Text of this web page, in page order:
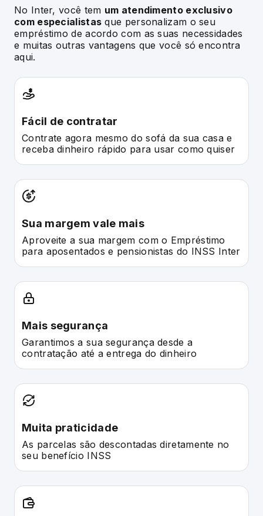
No Inter, você tem um atendimento exclusivo
com especialistas que personalizam o seu
empréstimo de acordo com as suas necessidades
e muitas outras vantagens que você só encontra
aqui.
Fácil de contratar
Contrate agora mesmo do sofá da sua casa e
receba dinheiro rápido para usar como quiser
Sua margem vale mais
Aproveite a sua margem com o Empréstimo
para aposentados e pensionistas do INSS Inter
Mais segurança
Garantimos a sua segurança desde a
contratação até a entrega do dinheiro
Muita praticidade
As parcelas são descontadas diretamente no
seu benefício INSS